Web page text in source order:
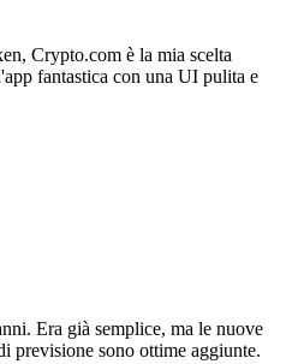
Crypto.com è la mia scelta
fantastica con una UI pulita e
Era già semplice, ma le nuove
previsione sono ottime aggiunte.